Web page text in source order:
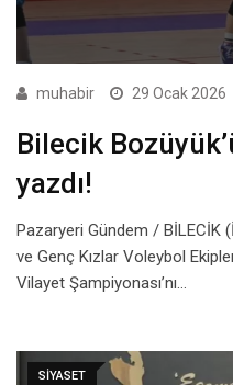
muhabir 29 Ocak 2026
Bilecik
yazdı!
Pazaryeri Gündem / BİLECİK
ve Genç Kızlar Voleybol
Vilayet Şampiyonası’nı…
SIYASET